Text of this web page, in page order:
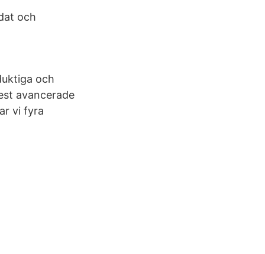
och
och
avancerade
vi fyra